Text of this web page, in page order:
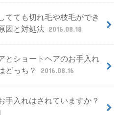
てても切れ毛や枝毛ができ
因と対処法 2016.08.18
とショートヘアのお手入れ
どっち？
2016.08.16
手入れはされていますか？